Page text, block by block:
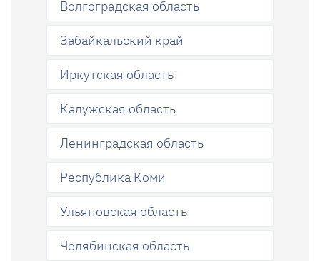
Волгоградская область
Забайкальский край
Иркутская область
Калужская область
Ленинградская область
Республика Коми
Ульяновская область
Челябинская область